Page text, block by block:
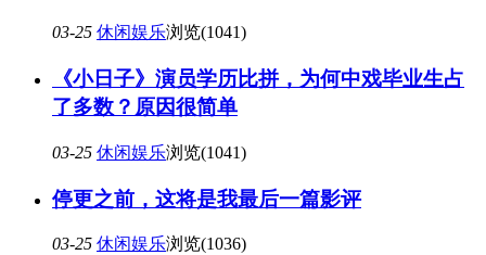
03-25 休闲娱乐浏览(1041)
《小日子》演员学历比拼，为何中戏毕业生占
了多数？原因很简单
03-25 休闲娱乐浏览(1041)
停更之前，这将是我最后一篇影评
03-25 休闲娱乐浏览(1036)